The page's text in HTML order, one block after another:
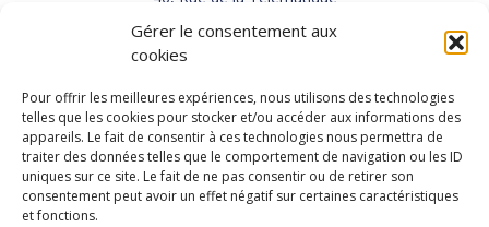
Gérer le consentement aux
cookies
Pour offrir les meilleures expériences, nous utilisons des technologies
telles que les cookies pour stocker et/ou accéder aux informations des
appareils. Le fait de consentir à ces technologies nous permettra de
traiter des données telles que le comportement de navigation ou les ID
uniques sur ce site. Le fait de ne pas consentir ou de retirer son
consentement peut avoir un effet négatif sur certaines caractéristiques
et fonctions.
Le Polygone 42000 SAINT-ETIENNE
TEL : 33(0)4 77 92 28 60
FAX : 33(0)4 77 92 28 61
SUPPORT : 33(0)4 69 68 82 10
NOUS CONTACTER